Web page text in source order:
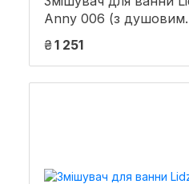
Anny 006 (з душовим
гарнітуром) (k40)
LDANN006CRM35121
Chrome
₴1 251